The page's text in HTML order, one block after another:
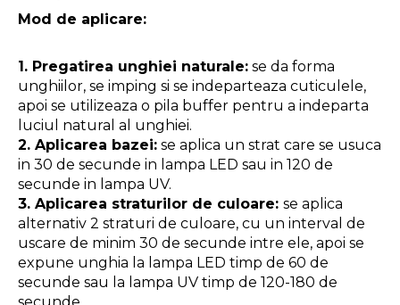
Mod de aplicare:
1. Pregatirea unghiei naturale: se da forma
unghiilor, se imping si se indeparteaza cuticulele,
apoi se utilizeaza o pila buffer pentru a indeparta
luciul natural al unghiei.
2. Aplicarea bazei: se aplica un strat care se usuca
in 30 de secunde in lampa LED sau in 120 de
secunde in lampa UV.
3. Aplicarea straturilor de culoare: se aplica
alternativ 2 straturi de culoare, cu un interval de
uscare de minim 30 de secunde intre ele, apoi se
expune unghia la lampa LED timp de 60 de
secunde sau la lampa UV timp de 120-180 de